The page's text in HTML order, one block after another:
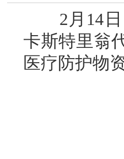
2月14日
卡斯特里翁
医疗防护物